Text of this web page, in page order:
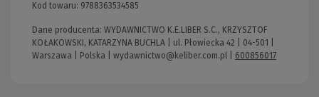
Kod towaru: 9788363534585
Dane producenta: WYDAWNICTWO K.E.LIBER S.C., KRZYSZTOF
KOŁAKOWSKI, KATARZYNA BUCHLA | ul. Płowiecka 42 | 04-501 |
Warszawa | Polska | wydawnictwo@keliber.com.pl 600856017